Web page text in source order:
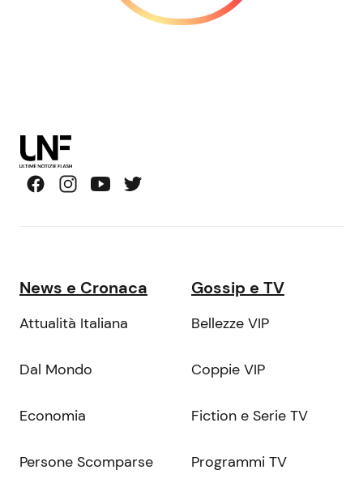
News e Cronaca
Attualità Italiana
Dal Mondo
Economia
Persone Scomparse
Gossip e TV
Bellezze VIP
Coppie VIP
Fiction e Serie TV
Programmi TV